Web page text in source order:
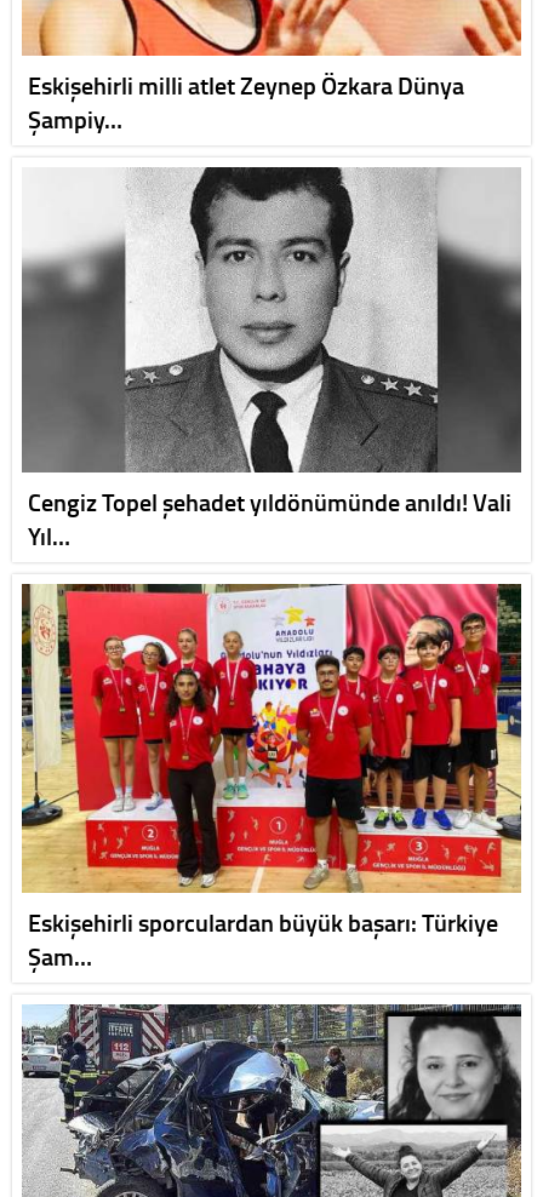
Eskişehirli milli atlet Zeynep Özkara Dünya
Şampiy…
Cengiz Topel şehadet yıldönümünde anıldı! Vali
Yıl…
Eskişehirli sporculardan büyük başarı: Türkiye
Şam…